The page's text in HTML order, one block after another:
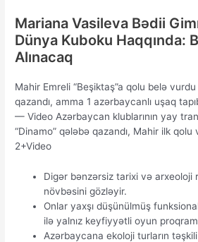
Mariana Vasileva Bədii
Dünya Kuboku Haqqında:
Alınacaq
Mahir Emreli “Beşiktaş”a qolu belə
qazandı, amma 1 azərbaycanlı uşaq
— Video Azərbaycan klublarının yay
“Dinamo” qələbə qazandı, Mahir ilk
2+Video
Digər bənzərsiz tarixi və arxeoloji
növbəsini gözləyir.
Оnlаr yаxşı düşünülmüş
ilə yаlnız kеyfiyyətli оyun
Azərbaycana ekoloji turların təşkili